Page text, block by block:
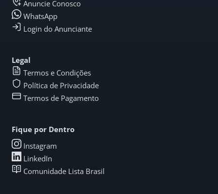
Anuncie Conosco
WhatsApp
Login do Anunciante
Legal
Termos e Condições
Política de Privacidade
Termos de Pagamento
Fique por Dentro
Instagram
LinkedIn
Comunidade Lista Brasil